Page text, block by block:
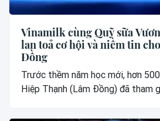
Vinamilk cùng Quỹ sữa
lan toả cơ hội và niềm tin
Đồng
Trước thềm năm học mới, hơn
Hiệp Thạnh (Lâm Đồng) đã tham